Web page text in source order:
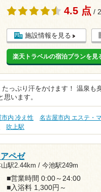
4.5 点 /
施設情報を見る
楽天トラベルの宿泊プランを見
っぷり汗をかけます！ 温泉も
います。
市内 冷え性 名古屋市内 エステ・
吹上駅
ペゼ
駅2.44km / 今池駅249m
■営業時間 0:00～24:00
■入浴料 1,300円～